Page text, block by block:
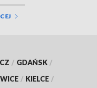
/ GDAŃSK /
/ KIELCE /